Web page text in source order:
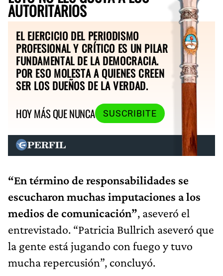
AUTORITARIOS
EL EJERCICIO DEL PERIODISMO
PROFESIONAL Y CRÍTICO ES UN PILAR
FUNDAMENTAL DE LA DEMOCRACIA.
POR ESO MOLESTA A QUIENES CREEN
SER LOS DUEÑOS DE LA VERDAD.
HOY MÁS QUE NUNCA
SUSCRIBITE
“En término de responsabilidades se
escucharon muchas imputaciones a los
medios de comunicación”, aseveró el
entrevistado. “Patricia Bullrich aseveró que
la gente está jugando con fuego y tuvo
mucha repercusión”, concluyó.